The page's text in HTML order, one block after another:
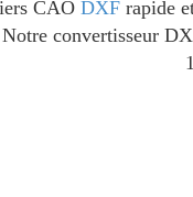
CAO DXF rapide
convertisseur